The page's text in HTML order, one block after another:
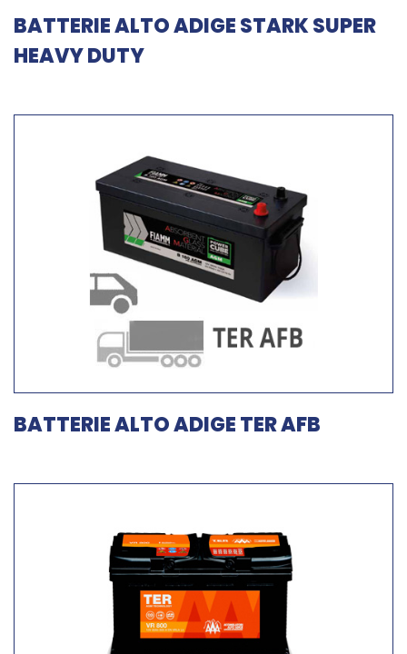
BATTERIE ALTO ADIGE STARK SUPER
HEAVY DUTY
BATTERIE ALTO ADIGE TER AFB